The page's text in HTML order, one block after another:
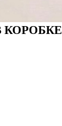
КОРОБКЕ